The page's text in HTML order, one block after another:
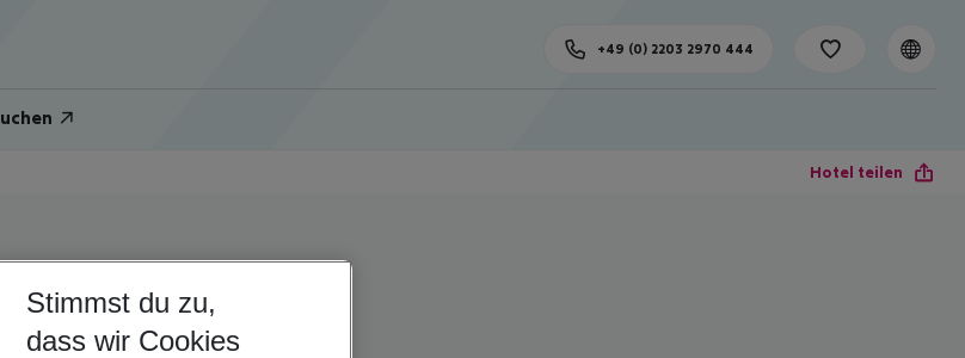
+49 (0) 2203 2970 444
Hotel teilen
Stimmst du zu,
dass wir Cookies